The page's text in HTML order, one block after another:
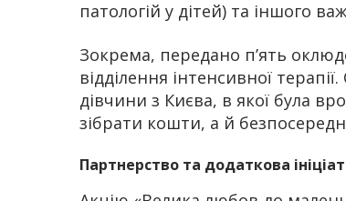
патологій у дітей) та іншого
Зокрема, передано п’ять
відділення інтенсивної
дівчини з Києва, в якої була
зібрати кошти, а й
Партнерство та додаткова